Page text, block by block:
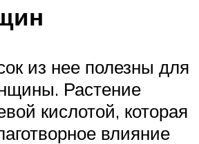
из нее полезны для
Растение
кислотой, которая
влияние